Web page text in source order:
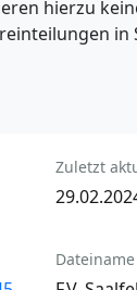
hierzu
in
Zuletzt
Dateiname